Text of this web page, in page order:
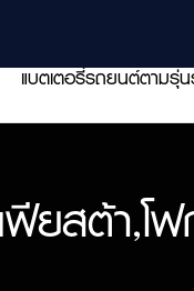
แบตเตอรี่รถยนต์ตามรุ่
สต้า,โฟ